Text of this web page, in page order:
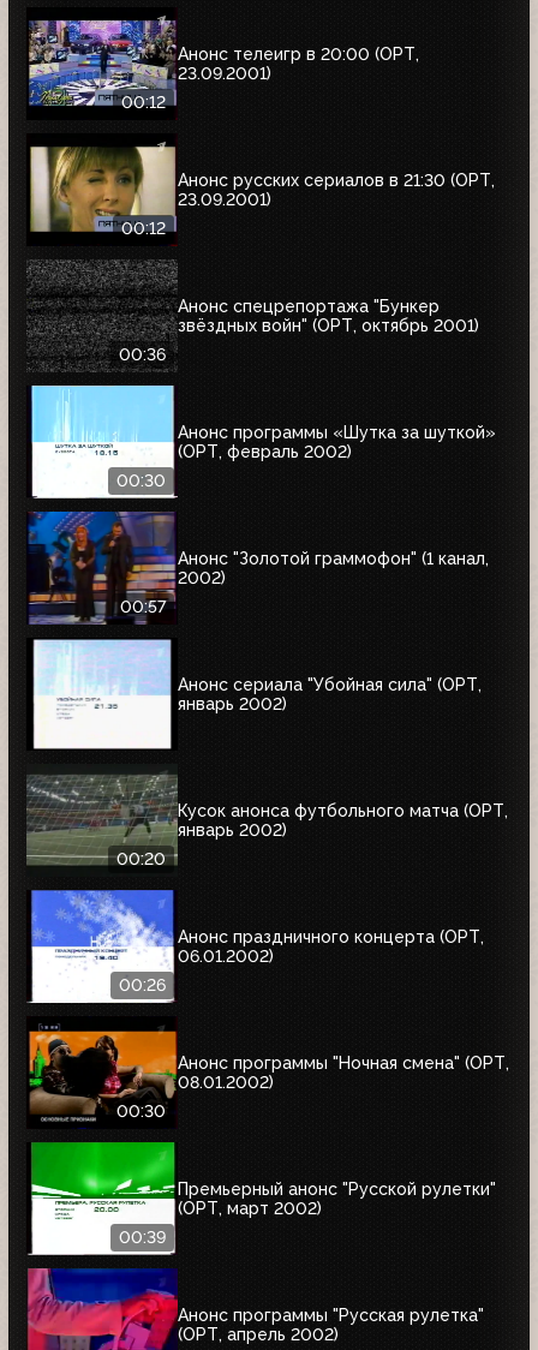
00:12
Анонс телеигр в 20:00 (ОРТ,
23.09.2001)
00:12
Анонс русских сериалов в 21:30 (ОРТ,
23.09.2001)
00:36
Анонс спецрепортажа "Бункер
звёздных войн" (ОРТ, октябрь 2001)
00:30
Анонс программы «Шутка за шуткой»
(ОРТ, февраль 2002)
00:57
Анонс "Золотой граммофон" (1 канал,
2002)
Анонс сериала "Убойная сила" (ОРТ,
январь 2002)
00:20
Кусок анонса футбольного матча (ОРТ,
январь 2002)
00:26
Анонс праздничного концерта (ОРТ,
06.01.2002)
00:30
Анонс программы "Ночная смена" (ОРТ,
08.01.2002)
00:39
Премьерный анонс "Русской рулетки"
(ОРТ, март 2002)
Анонс программы "Русская рулетка"
(ОРТ, апрель 2002)